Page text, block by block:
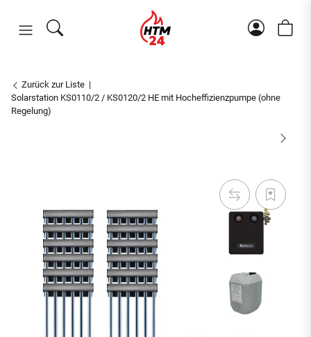
Zurück zur Liste
Solarstation KS0110/2 / KS0120/2 HE mit Hocheffizienzpumpe (ohne
Regelung)